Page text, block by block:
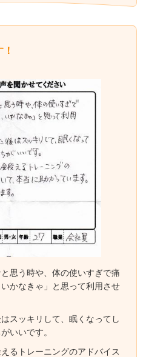
思う時や、体の使いすぎで痛
かなきゃ」と思って利用させ
スッキリして、眠くなってし
いいです。
るトレーニングのアドバイス